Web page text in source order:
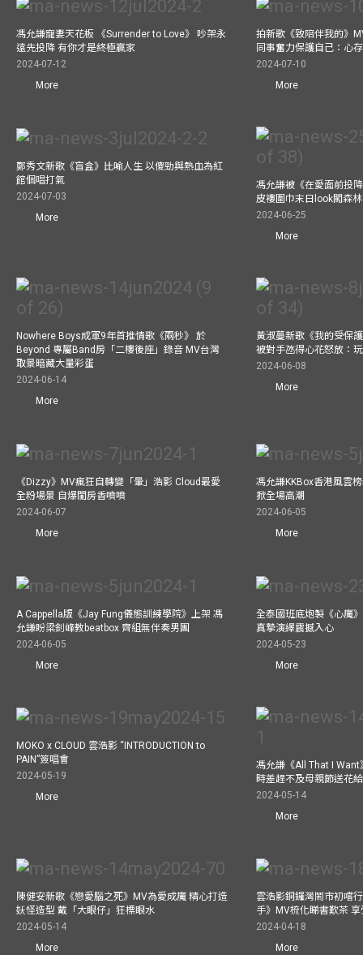
馮允謙寵妻天花板 《Surrender to Love》 吵架永
遠先投降 有你才是終極贏家
2024-07-12
More
拍新歌《致陪伴我的》
同事奮力保護自己：心
2024-07-10
More
鄭秀文新歌《盲盒》比喻人生 以傻勁與熱血為紅
館個唱打氣
2024-07-03
More
馮允謙被《在愛面前投
皮褸圍巾末日look闖森
2024-06-25
More
Nowhere Boys成軍9年首推情歌《兩秒》 於
Beyond 專屬Band房「二樓後座」錄音 MV台灣
取景暗藏大量彩蛋
2024-06-14
More
黃淑蔓新歌《我的受保
被對手氹得心花怒放：
2024-06-08
More
《Dizzy》MV瘋狂自轉變「暈」浩影 Cloud最愛
全粉場景 自爆閨房香噴噴
2024-06-07
More
馮允謙KKBox香港風雲
掀全場高潮
2024-06-05
More
A Cappella版《Jay Fung儀態訓練學院》上架 馮
允謙盼梁釗峰教beatbox 齊組無伴奏男團
2024-06-05
More
全泰國班底炮製《心魔
真摯演繹震撼入心
2024-05-23
More
MOKO x CLOUD 雲浩影 “INTRODUCTION to
PAIN”簽唱會
2024-05-19
More
馮允謙《All That I
時差趕不及母親節送花
2024-05-14
More
陳健安新歌《戀愛腦之死》MV為愛成魔 精心打造
妖怪造型 戴「大眼仔」狂標眼水
2024-05-14
More
雲浩影銅鑼灣鬧市初嚐
手》MV梳化睇書歎茶
2024-04-18
More